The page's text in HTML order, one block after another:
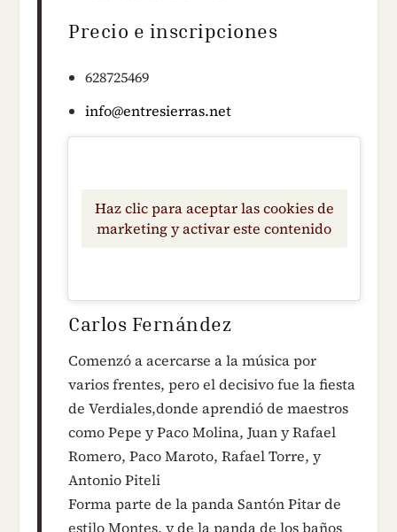
Precio e inscripciones
628725469
info@entresierras.net
Haz clic para aceptar las cookies de
marketing y activar este contenido
Carlos Fernández
Comenzó a acercarse a la música por
varios frentes, pero el decisivo fue la fiesta
de Verdiales,donde aprendió de maestros
como Pepe y Paco Molina, Juan y Rafael
Romero, Paco Maroto, Rafael Torre, y
Antonio Piteli
Forma parte de la panda Santón Pitar de
estilo Montes, y de la panda de los baños